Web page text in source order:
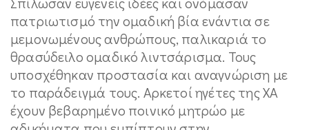
πατριωτισμό την ομαδική βία ενάντια σε
μεμονωμένους ανθρώπους, παλικαριά το
θρασύδειλο ομαδικό λιντσάρισμα. Τους
υποσχέθηκαν προστασία και αναγνώριση με
το παράδειγμά τους. Αρκετοί ηγέτες της ΧΑ
έχουν βεβαρημένο ποινικό μητρώο με